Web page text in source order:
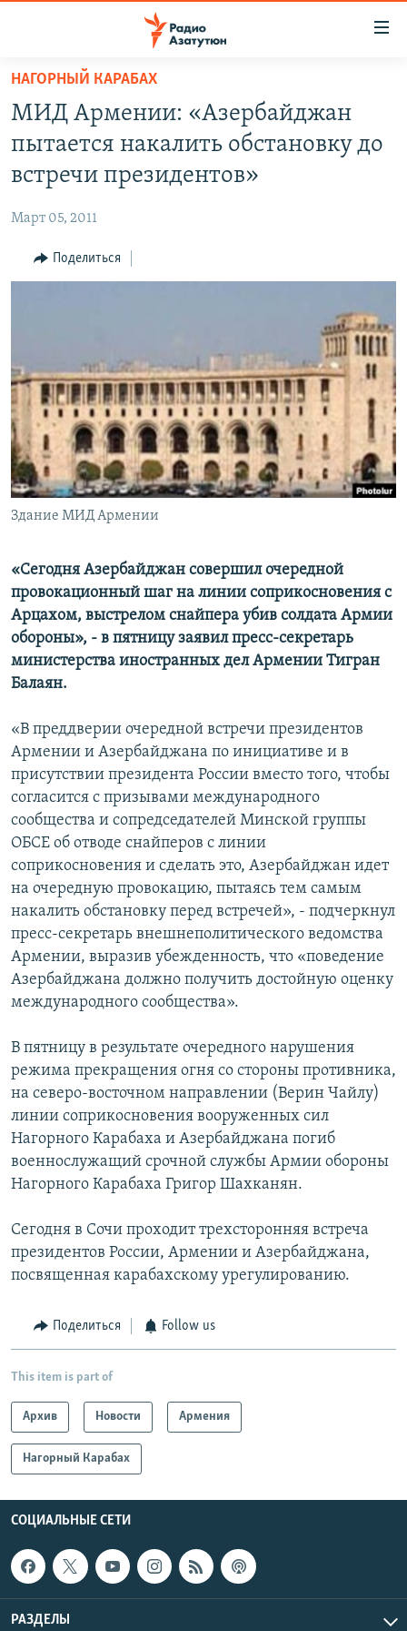
Перейти
основному
содержанию
основной
навигации
Перейти
НОВОСТИ
ЭКОНОМИКА
РЕГИОН
АРХИВ
Հայերեն
English
Русский
Все сайты Радио Азатутюн
НАГОРНЫЙ КАРАБАХ
МИД Армении: «Азербайджан
пытается накалить обстановку до
встречи президентов»
Март 05, 2011
Поделиться
Здание МИД Армении
«Сегодня Азербайджан совершил очередной
провокационный шаг на линии соприкосновения с
Арцахом, выстрелом снайпера убив солдата Армии
обороны», - в пятницу заявил пресс-секретарь
министерства иностранных дел Армении Тигран
Балаян.
«В преддверии очередной встречи президентов
Армении и Азербайджана по инициативе и в
присутствии президента России вместо того, чтобы
согласится с призывами международного
сообщества и сопредседателей Минской группы
ОБСЕ об отводе снайперов с линии
соприкосновения и сделать это, Азербайджан идет
на очередную провокацию, пытаясь тем самым
накалить обстановку перед встречей», - подчеркнул
пресс-секретарь внешнеполитического ведомства
Армении, выразив убежденность, что «поведение
Азербайджана должно получить достойную оценку
международного сообщества».
В пятницу в результате очередного нарушения
режима прекращения огня со стороны противника,
на северо-восточном направлении (Верин Чайлу)
линии соприкосновения вооруженных сил
Нагорного Карабаха и Азербайджана погиб
военнослужащий срочной службы Армии обороны
Нагорного Карабаха Григор Шахканян.
Сегодня в Сочи проходит трехсторонняя встреча
президентов России, Армении и Азербайджана,
посвященная карабахскому урегулированию.
Поделиться Follow us
This item is part of
Архив Новости Армения
Нагорный Карабах
СОЦИАЛЬНЫЕ СЕТИ
РАЗДЕЛЫ